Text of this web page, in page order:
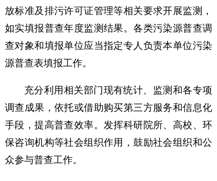
放标准及排污许可证管理等相关要求开展监测，
如实填报普查年度监测结果。各类污染源普查调
查对象和填报单位应当指定专人负责本单位污染
源普查表填报工作。
充分利用相关部门现有统计、监测和各专项
调查成果，依托或借助购买第三方服务和信息化
手段，提高普查效率。发挥科研院所、高校、环
保咨询机构等社会组织作用，鼓励社会组织和公
众参与普查工作。